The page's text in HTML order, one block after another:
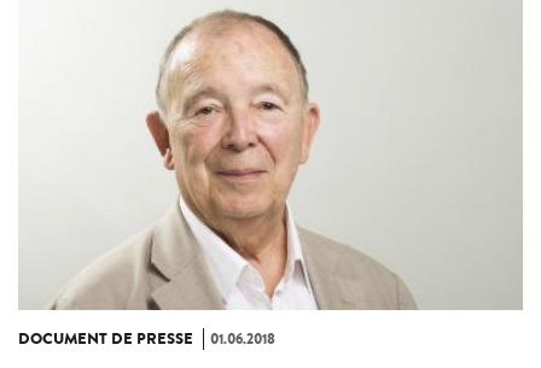
DOCUMENT DE PRESSE 01.06.2018